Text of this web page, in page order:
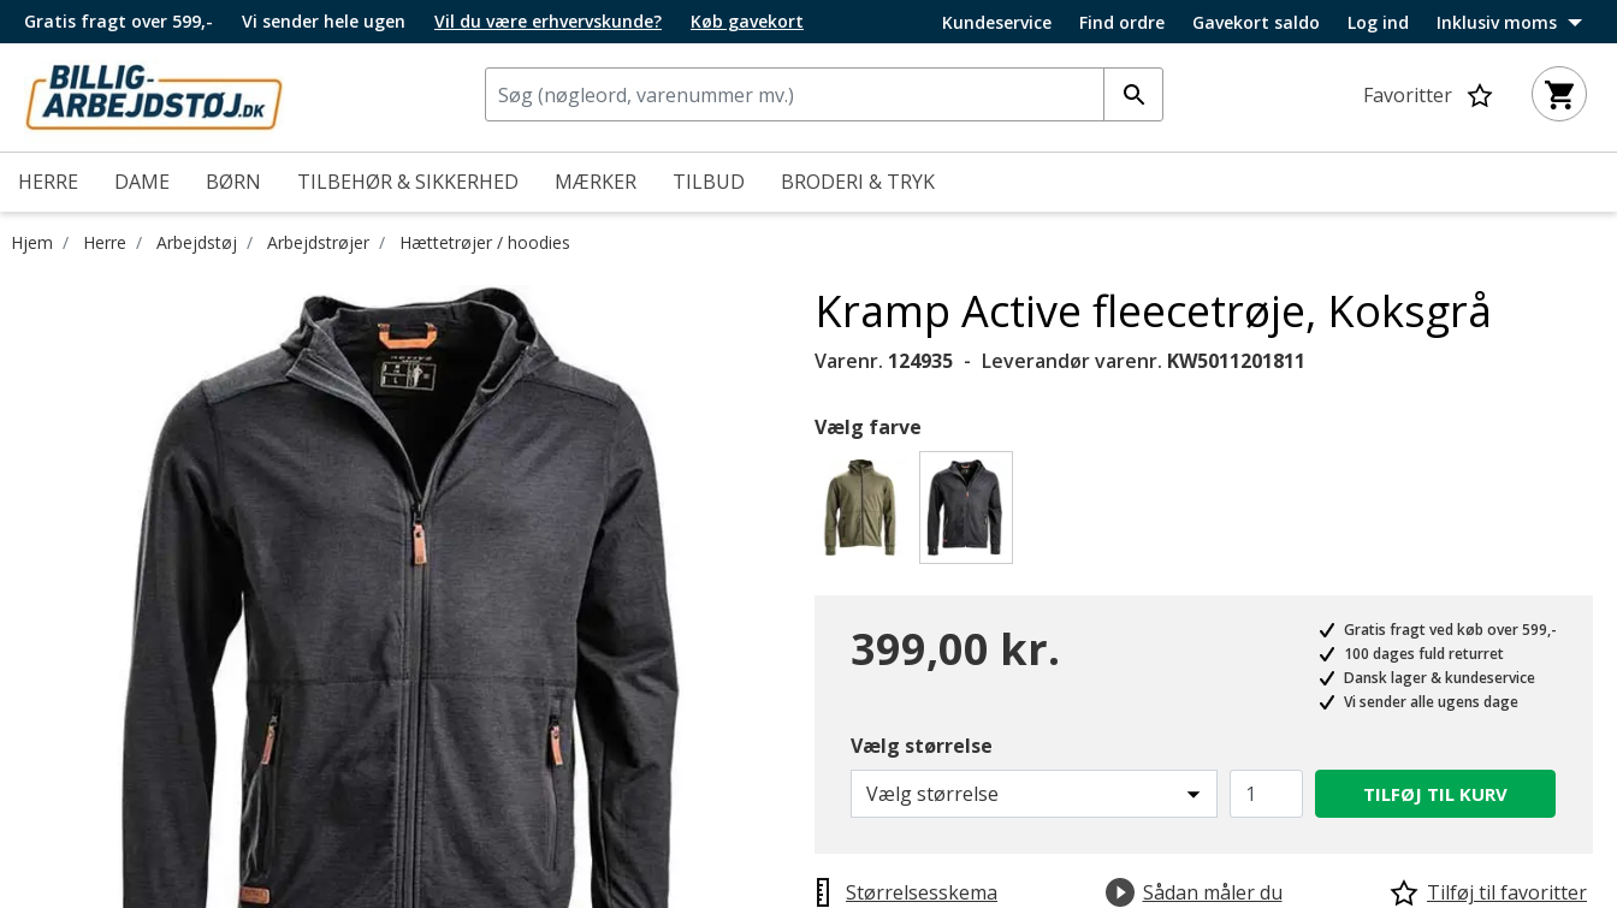
Gratis fragt over 599,- Vi sender hele ugen Vil du være erhvervskunde? Køb gavekort Kundeservice Find ordre Gavekort saldo Log ind Inklusiv moms
Favoritter
HERRE DAME BØRN TILBEHØR & SIKKERHED MÆRKER TILBUD BRODERI & TRYK
Hjem Herre Arbejdstøj Arbejdstrøjer Hættetrøjer / hoodies
Kramp Active fleecetrøje, Koksgrå
Varenr. 124935 Leverandør varenr. KW5011201811
Vælg farve
399,00 kr.
Gratis fragt ved køb over 599,-
100 dages fuld returret
Dansk lager & kundeservice
Vi sender alle ugens dage
Vælg størrelse
Vælg størrelse
TILFØJ TIL KURV
Størrelsesskema Sådan måler du Tilføj til favoritter